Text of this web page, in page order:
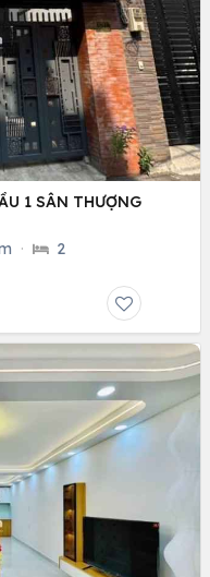
1 SÂN THƯỢNG
· 2